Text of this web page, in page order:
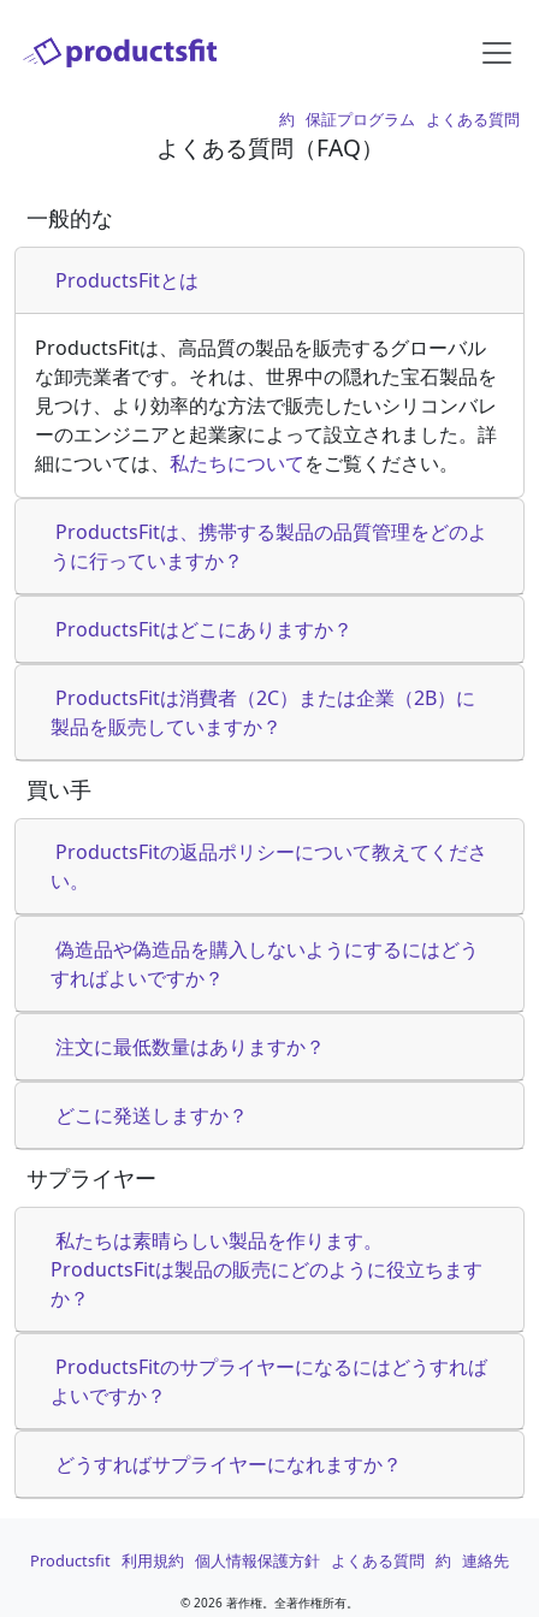
約 保証プログラム よくある質問
よくある質問（FAQ）
一般的な
ProductsFitとは
ProductsFitは、高品質の製品を販売するグローバル
な卸売業者です。それは、世界中の隠れた宝石製品を
見つけ、より効率的な方法で販売したいシリコンバレ
ーのエンジニアと起業家によって設立されました。詳
細については、 私たちについてをご覧ください。
ProductsFitは、携帯する製品の品質管理をどのよ
うに行っていますか？
ProductsFitはどこにありますか？
ProductsFitは消費者（2C）または企業（2B）に
製品を販売していますか？
買い手
ProductsFitの返品ポリシーについて教えてくださ
い。
偽造品や偽造品を購入しないようにするにはどう
すればよいですか？
注文に最低数量はありますか？
どこに発送しますか？
サプライヤー
私たちは素晴らしい製品を作ります。
ProductsFitは製品の販売にどのように役立ちます
か？
ProductsFitのサプライヤーになるにはどうすれば
よいですか？
どうすればサプライヤーになれますか？
Productsfit 利用規約 個人情報保護方針 よくある質問 約 連絡先
© 2026 著作権。全著作権所有。